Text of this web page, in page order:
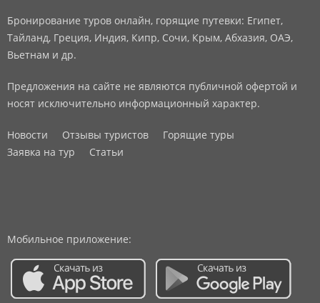
Бронирование туров онлайн, горящие путевки: Египет,
Тайланд, Греция, Индия, Кипр, Сочи, Крым, Абхазия, ОАЭ,
Вьетнам и др.
Предложения на сайте не являются публичной офертой и
носят исключительно информационный характер.
Новости Отзывы туристов
Горящие туры
Заявка на тур
Статьи
Мобильное приложение: